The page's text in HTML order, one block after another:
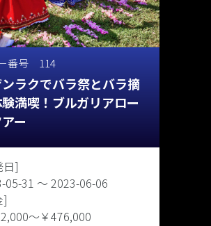
番号 114
ラクでバラ祭とバラ摘
満喫！ブルガリアロー
ー
日]
05-31 〜 2023-06-06
]
〜￥476,000